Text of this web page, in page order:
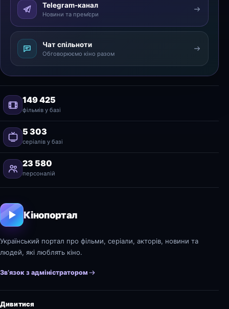
Telegram-канал
Новини та прем’єри
Чат спільноти
Обговорюємо кіно разом
149 425
фільмів у базі
5 303
серіалів у базі
23 580
персоналій
Кінопортал
Український портал про фільми, серіали, акторів, новини та
людей, які люблять кіно.
Зв’язок з адміністратором
Дивитися